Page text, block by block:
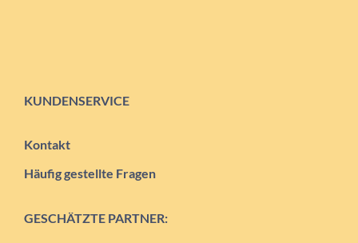
KUNDENSERVICE
Kontakt
Häufig gestellte Fragen
GESCHÄTZTE PARTNER: